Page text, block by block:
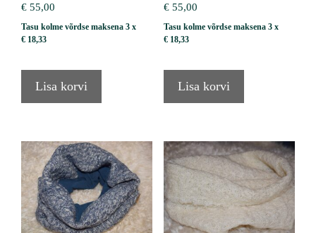
€ 55,00
Tasu kolme võrdse maksena 3 x
€ 18,33
Lisa korvi
€55,00
Tasu kolme võrdse maksena 3 x
€18,33
Lisa korvi